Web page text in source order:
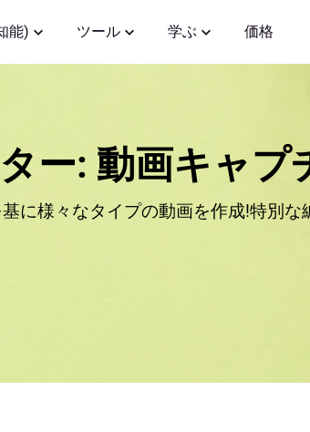
能) ツール 学ぶ 価格
ー: 動画キャプ
に様々なタイプの動画を作成!特別な